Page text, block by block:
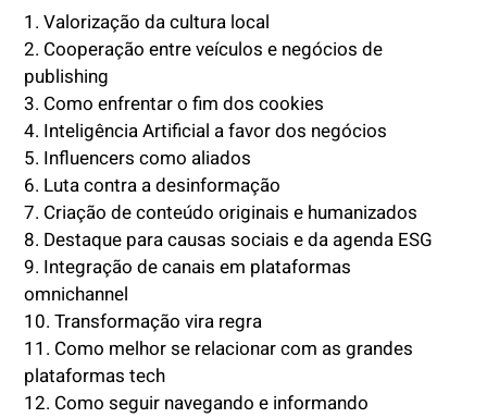
1. Valorização da cultura local
2. Cooperação entre veículos e negócios de
publishing
3. Como enfrentar o fim dos cookies
4. Inteligência Artificial a favor dos negócios
5. Influencers como aliados
6. Luta contra a desinformação
7. Criação de conteúdo originais e humanizados
8. Destaque para causas sociais e da agenda ESG
9. Integração de canais em plataformas
omnichannel
10. Transformação vira regra
11. Como melhor se relacionar com as grandes
plataformas tech
12. Como seguir navegando e informando